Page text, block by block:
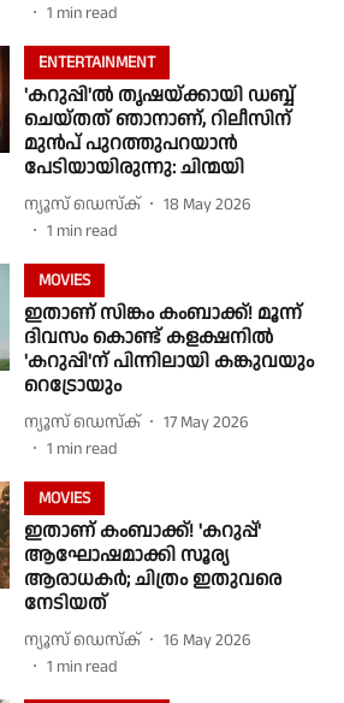
1 min read
ENTERTAINMENT
'കറുപ്പി'ൽ തൃഷയ്‌ക്കായി ഡബ്ബ്
ചെയ്തത് ഞാനാണ്, റിലീസിന്
മുൻപ് പുറത്തുപറയാൻ
പേടിയായിരുന്നു: ചിന്മയി
ന്യൂസ് ഡെസ്ക്
18 May 2026
1 min read
MOVIES
ഇതാണ് സിങ്കം കംബാക്ക്! മൂന്ന്
ദിവസം കൊണ്ട് കളക്ഷനിൽ
'കറുപ്പി'ന് പിന്നിലായി കങ്കുവയും
റെട്രോയും
ന്യൂസ് ഡെസ്ക്
17 May 2026
1 min read
MOVIES
ഇതാണ് കംബാക്ക്! 'കറുപ്പ്'
ആഘോഷമാക്കി സൂര്യ
ആരാധകർ; ചിത്രം ഇതുവരെ
നേടിയത്
ന്യൂസ് ഡെസ്ക്
16 May 2026
1 min read